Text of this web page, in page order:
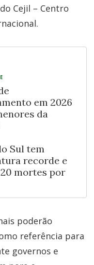
Cejil – Centro
em 2026
da
Sul tem
recorde e
mortes por
poderão
referência para
governos e